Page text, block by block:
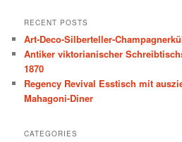
r
h
RECENT POSTS
Art-Deco-Silberteller-
Antiker viktorianischer
1870
Regency Revival Esstisch mit
Mahagoni-Diner
CATEGORIES